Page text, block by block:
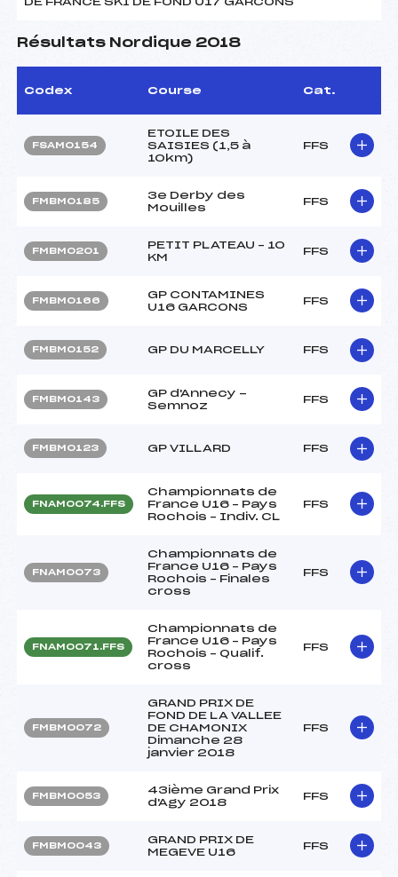
Résultats Nordique 2018
Codex Course Cat.
FSAM0154
ETOILE DES
SAISIES (1,5 à
10km)
FFS
FMBM0185
3e Derby des
Mouilles
FFS
FMBM0201
PETIT PLATEAU – 10
KM
FFS
FMBM0166
GP CONTAMINES
U16 GARCONS
FFS
FMBM0152 GP DU MARCELLY FFS
FMBM0143
GP d'Annecy -
Semnoz
FFS
FMBM0123 GP VILLARD FFS
FNAM0074.FFS
Championnats de
France U16 – Pays
Rochois – Indiv. CL
FFS
FNAM0073
Championnats de
France U16 – Pays
Rochois – Finales
cross
FFS
FNAM0071.FFS
Championnats de
France U16 – Pays
Rochois – Qualif.
cross
FFS
FMBM0072
GRAND PRIX DE
FOND DE LA VALLEE
DE CHAMONIX
Dimanche 28
janvier 2018
FFS
FMBM0053
43ième Grand Prix
d'Agy 2018
FFS
FMBM0043
GRAND PRIX DE
MEGEVE U16
FFS